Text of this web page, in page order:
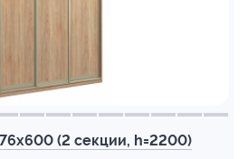
(2 секции, h=2200)